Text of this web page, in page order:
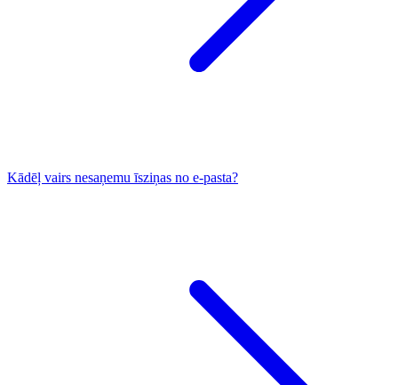
Kādēļ vairs nesaņemu īsziņas no e-pasta?